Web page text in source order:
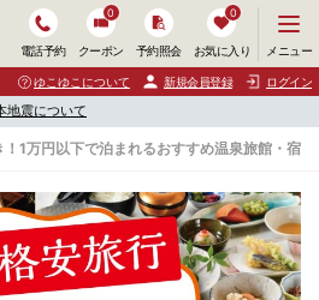
電話予約 クーポン
0
予約照会 お気に入り
0
ニ
ュ
ー
開
く
メニュー
ゆこゆこについて 新規会員登録 ログイン
地震について
1万円以下で泊まれるおすすめ温泉旅館・宿